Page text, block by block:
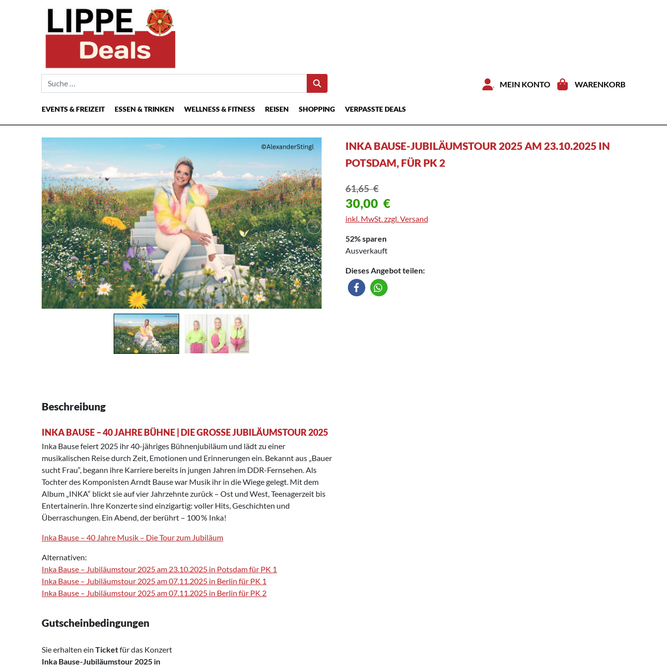
Suche nach:
MEIN KONTO WARENKORB
Hauptnavigation
EVENTS & FREIZEIT ESSEN & TRINKEN WELLNESS & FITNESS REISEN SHOPPING VERPASSTE DEALS
INKA BAUSE-JUBILÄUMSTOUR 2025 AM 23.10.2025 IN
POTSDAM, FÜR PK 2
61,65€
30,00 €
inkl. MwSt. zzgl. Versand
52% sparen
Ausverkauft
Dieses Angebot teilen:
Beschreibung
INKA BAUSE – 40 JAHRE BÜHNE | DIE GROSSE JUBILÄUMSTOUR 2025
Inka Bause feiert 2025 ihr 40-jähriges Bühnenjubiläum und lädt zu einer
musikalischen Reise durch Zeit, Emotionen und Erinnerungen ein. Bekannt aus „Bauer
sucht Frau“, begann ihre Karriere bereits in jungen Jahren im DDR-Fernsehen. Als
Tochter des Komponisten Arndt Bause war Musik ihr in die Wiege gelegt. Mit dem
Album „INKA“ blickt sie auf vier Jahrzehnte zurück – Ost und West, Teenagerzeit bis
Entertainerin. Ihre Konzerte sind einzigartig: voller Hits, Geschichten und
Überraschungen. Ein Abend, der berührt – 100 % Inka!
Inka Bause – 40 Jahre Musik – Die Tour zum Jubiläum
Alternativen:
Inka Bause – Jubiläumstour 2025 am 23.10.2025 in Potsdam für PK 1
Inka Bause – Jubiläumstour 2025 am 07.11.2025 in Berlin für PK 1
Inka Bause – Jubiläumstour 2025 am 07.11.2025 in Berlin für PK 2
Gutscheinbedingungen
Sie erhalten ein Ticketfür das Konzert
Inka Bause-Jubiläumstour 2025 in